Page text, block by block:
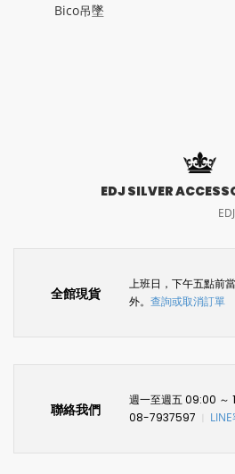
Bico吊墜
EDJ SILVER
全館現貨
上班日，下午五點前
外。 查詢或取消訂單
聯絡我們
週一至週五 09:00 ～
08-7937597